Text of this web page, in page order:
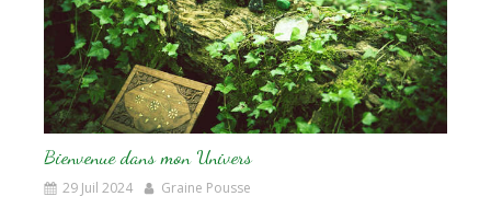
Bienvenue dans mon Univers
29 Juil 2024 Graine Pousse